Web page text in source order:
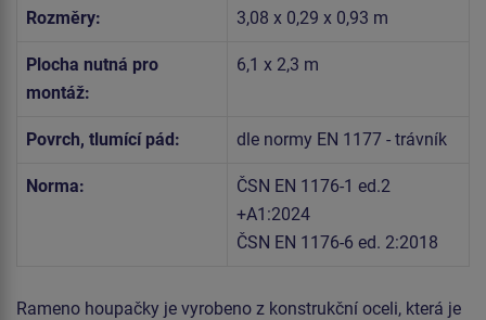
Rozměry: 3,08 x 0,29 x 0,93 m
Plocha nutná pro
montáž:
6,1 x 2,3 m
Povrch, tlumící pád: dle normy EN 1177 - trávník
Norma:
ČSN EN 1176-1 ed.2
+A1:2024
ČSN EN 1176-6 ed. 2:2018
Rameno houpačky je vyrobeno z konstrukční oceli, která je